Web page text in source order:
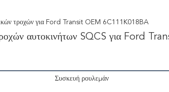
τροχών για Ford Transit OEM 6C111K018BA
αυτοκινήτων SQCS για Ford
Συσκευή ρουλεμάν